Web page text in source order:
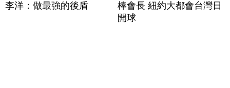
李洋：做最強的後盾
棒會長 紐約大都會台灣日
開球